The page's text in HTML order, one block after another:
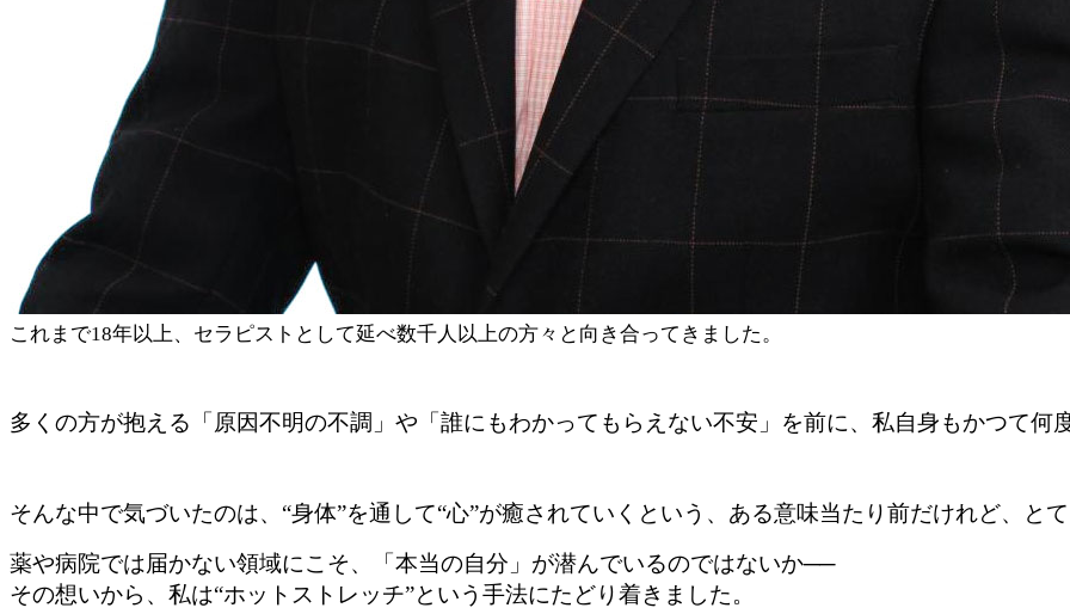
これまで18年以上、セラピストとして延べ数千人以上の方々と向き合ってきました。
多くの方が抱える「原因不明の不調」や「誰にもわかってもらえない不安」を前に、私自身もかつて何
そんな中で気づいたのは、“身体”を通して“心”が癒されていくという、ある意味当たり前だけれど、と
薬や病院では届かない領域にこそ、「本当の自分」が潜んでいるのではないか──
その想いから、私は“ホットストレッチ”という手法にたどり着きました。